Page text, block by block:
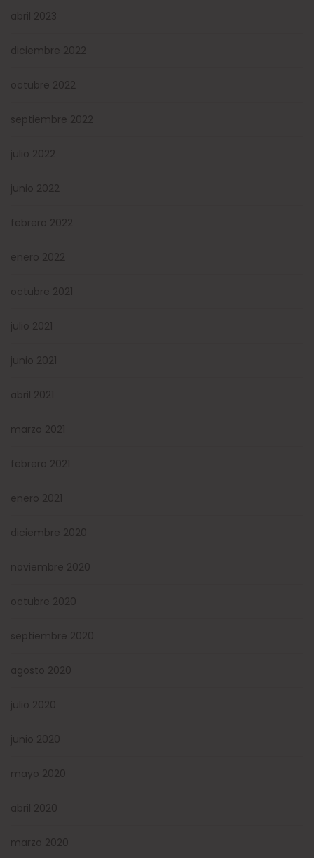
abril 2023
diciembre 2022
octubre 2022
septiembre 2022
julio 2022
junio 2022
febrero 2022
enero 2022
octubre 2021
julio 2021
junio 2021
abril 2021
marzo 2021
febrero 2021
enero 2021
diciembre 2020
noviembre 2020
octubre 2020
septiembre 2020
agosto 2020
julio 2020
junio 2020
mayo 2020
abril 2020
marzo 2020